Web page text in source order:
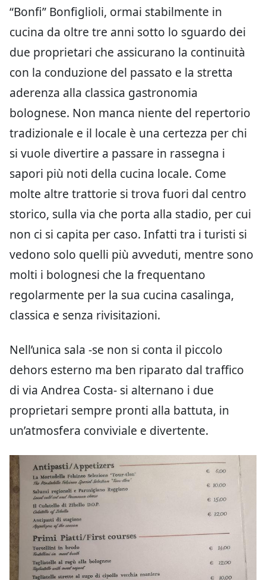
“Bonfi” Bonfiglioli, ormai stabilmente in
cucina da oltre tre anni sotto lo sguardo dei
due proprietari che assicurano la continuità
con la conduzione del passato e la stretta
aderenza alla classica gastronomia
bolognese. Non manca niente del repertorio
tradizionale e il locale è una certezza per chi
si vuole divertire a passare in rassegna i
sapori più noti della cucina locale. Come
molte altre trattorie si trova fuori dal centro
storico, sulla via che porta alla stadio, per cui
non ci si capita per caso. Infatti tra i turisti si
vedono solo quelli più avveduti, mentre sono
molti i bolognesi che la frequentano
regolarmente per la sua cucina casalinga,
classica e senza rivisitazioni.
Nell’unica sala -se non si conta il piccolo
dehors esterno ma ben riparato dal traffico
di via Andrea Costa- si alternano i due
proprietari sempre pronti alla battuta, in
un’atmosfera conviviale e divertente.